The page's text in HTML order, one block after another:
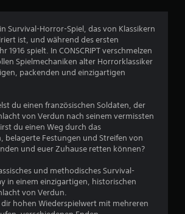
B
e
e
t
u
Survival-Horror-Spiel, das von Klassikern
ist, und während des ersten
1916 spielt. In CONSCRIPT verschmelzen
Spielmechaniken alter Horrorklassiker
packenden und einzigartigen
du einen französischen Soldaten, der
von Verdun nach seinem vermissten
du einen Weg durch das
belagerte Festungen und Streifen von
und euer Zuhause retten können?
und methodisches Survival-
in einem einzigartigen, historischen
von Verdun.
hohen Wiederspielwert mit mehreren